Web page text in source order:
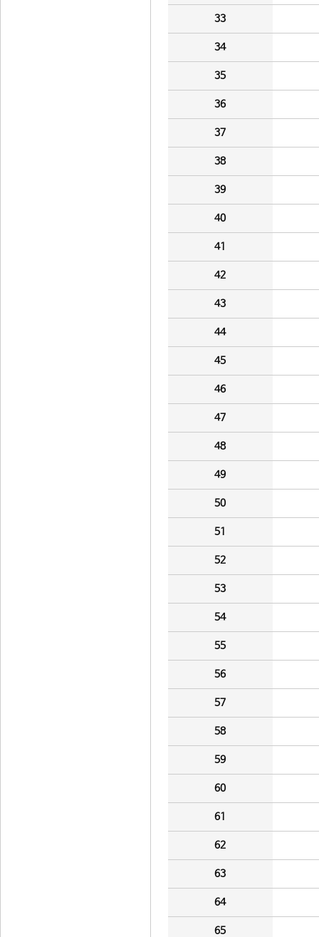
33
34
35
36
37
38
39
40
41
42
43
44
45
46
47
48
49
50
51
52
53
54
55
56
57
58
59
60
61
62
63
64
65